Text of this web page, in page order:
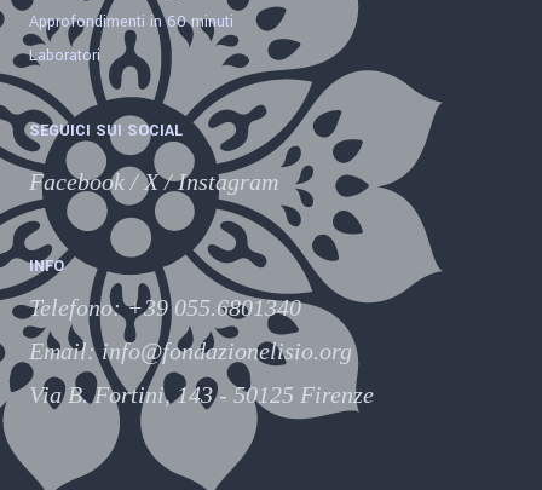
Approfondimenti in 60 minuti
Laboratori
SEGUICI SUI SOCIAL
Facebook /X/Instagram
INFO
Telefono:+39 055.6801340
Email:info@fondazionelisio.org
Via B. Fortini, 143 - 50125 Firenze